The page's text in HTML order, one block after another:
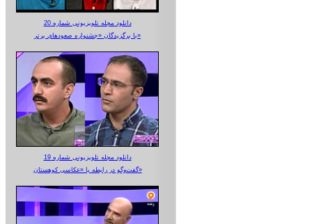
دانلود مجله تلویزیونی شماره 20
با برگزیدگان «جشنواره صعودهای برتر»
دانلود مجله تلویزیونی شماره 19
گفت‌وگو در رابطه با «عکاسی کوهستان»